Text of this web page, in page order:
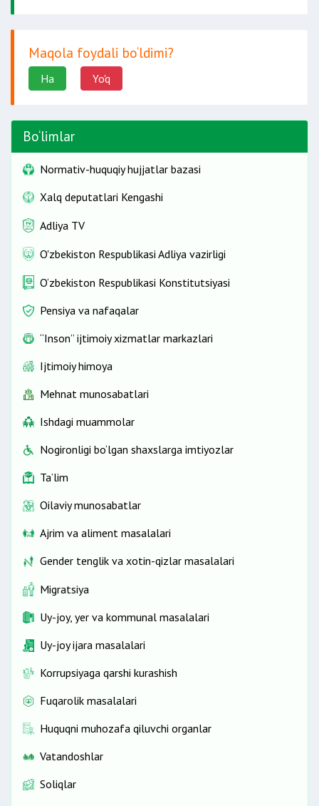
Maqola foydali bo‘ldimi?
Ha Yo'q
Bo‘limlar
Normativ-huquqiy hujjatlar bazasi
Xalq deputatlari Kengashi
Adliya TV
O'zbekiston Respublikasi Adliya vazirligi
O‘zbekiston Respublikasi Konstitutsiyasi
Pensiya va nafaqalar
“Inson” ijtimoiy xizmatlar markazlari
Ijtimoiy himoya
Mehnat munosabatlari
Ishdagi muammolar
Nogironligi bo‘lgan shaxslarga imtiyozlar
Ta’lim
Oilaviy munosabatlar
Ajrim va aliment masalalari
Gender tenglik va xotin-qizlar masalalari
Migratsiya
Uy-joy, yer va kommunal masalalari
Uy-joy ijara masalalari
Korrupsiyaga qarshi kurashish
Fuqarolik masalalari
Huquqni muhozafa qiluvchi organlar
Vatandoshlar
Soliqlar